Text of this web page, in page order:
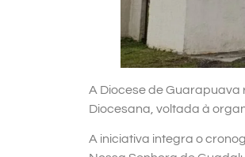
A Diocese de Guarapuava
Diocesana, voltada à
A iniciativa integra o